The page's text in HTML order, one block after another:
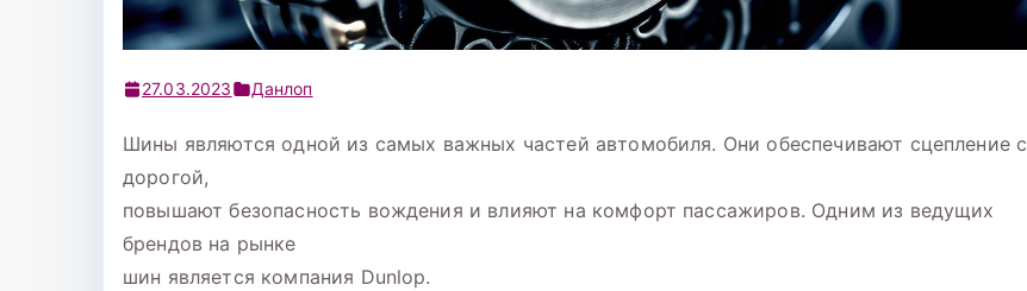
27.03.2023 Данлоп
Шины являются одной из самых важных частей автомобиля. Они обеспечивают сцепление с
дорогой,
повышают безопасность вождения и влияют на комфорт пассажиров. Одним из ведущих
брендов на рынке
шин является компания Dunlop.